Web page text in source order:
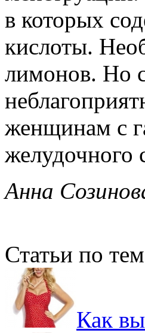
в которых
кислоты.
лимонов. Но
женщинам с
желудочного
Анна
Статьи по
Как